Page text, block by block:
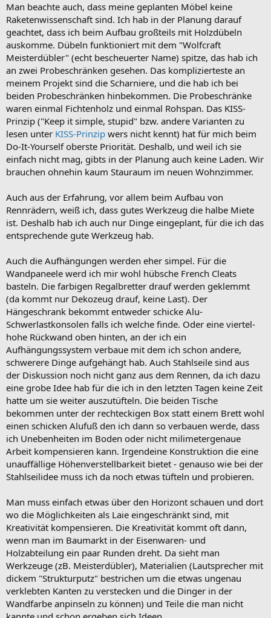
Man beachte auch, dass meine geplanten Möbel keine
Raketenwissenschaft sind. Ich hab in der Planung darauf
geachtet, dass ich beim Aufbau großteils mit Holzdübeln
auskomme. Dübeln funktioniert mit dem "Wolfcraft
Meisterdübler" (echt bescheuerter Name) spitze, das hab ich
an zwei Probeschränken gesehen. Das komplizierteste an
meinem Projekt sind die Scharniere, und die hab ich bei
beiden Probeschränken hinbekommen. Die Probeschränke
waren einmal Fichtenholz und einmal Rohspan. Das KISS-
Prinzip ("Keep it simple, stupid" bzw. andere Varianten zu
lesen unter KISS-Prinzip wers nicht kennt) hat für mich beim
Do-It-Yourself oberste Priorität. Deshalb, und weil ich sie
einfach nicht mag, gibts in der Planung auch keine Laden. Wir
brauchen ohnehin kaum Stauraum im neuen Wohnzimmer.
Auch aus der Erfahrung, vor allem beim Aufbau von
Rennrädern, weiß ich, dass gutes Werkzeug die halbe Miete
ist. Deshalb hab ich auch nur Dinge eingeplant, für die ich das
entsprechende gute Werkzeug hab.
Auch die Aufhängungen werden eher simpel. Für die
Wandpaneele werd ich mir wohl hübsche French Cleats
basteln. Die farbigen Regalbretter drauf werden geklemmt
(da kommt nur Dekozeug drauf, keine Last). Der
Hängeschrank bekommt entweder schicke Alu-
Schwerlastkonsolen falls ich welche finde. Oder eine viertel-
hohe Rückwand oben hinten, an der ich ein
Aufhängungssystem verbaue mit dem ich schon andere,
schwerere Dinge aufgehängt hab. Auch Stahlseile sind aus
der Diskussion noch nicht ganz aus dem Rennen, da ich dazu
eine grobe Idee hab für die ich in den letzten Tagen keine Zeit
hatte um sie weiter auszutüfteln. Die beiden Tische
bekommen unter der rechteckigen Box statt einem Brett wohl
einen schicken Alufuß den ich dann so verbauen werde, dass
ich Unebenheiten im Boden oder nicht milimetergenaue
Arbeit kompensieren kann. Irgendeine Konstruktion die eine
unauffällige Höhenverstellbarkeit bietet - genauso wie bei der
Stahlseilidee muss ich da noch etwas tüfteln und probieren.
Man muss einfach etwas über den Horizont schauen und dort
wo die Möglichkeiten als Laie eingeschränkt sind, mit
Kreativität kompensieren. Die Kreativität kommt oft dann,
wenn man im Baumarkt in der Eisenwaren- und
Holzabteilung ein paar Runden dreht. Da sieht man
Werkzeuge (zB. Meisterdübler), Materialien (Lautsprecher mit
dickem "Strukturputz" bestrichen um die etwas ungenau
verklebten Kanten zu verstecken und die Dinger in der
Wandfarbe anpinseln zu können) und Teile die man nicht